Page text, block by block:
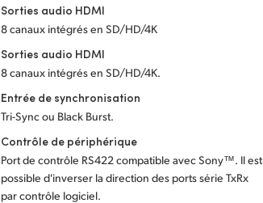
Sorties audio HDMI
8 canaux intégrés en SD/HD/4K
Sorties audio HDMI
8 canaux intégrés en SD/HD/4K.
Entrée de synchronisation
Tri-Sync ou Black Burst.
Contrôle de périphérique
Port de contrôle RS422 compatible avec Sony™. Il est
possible d'inverser la direction des ports série TxRx
par contrôle logiciel.